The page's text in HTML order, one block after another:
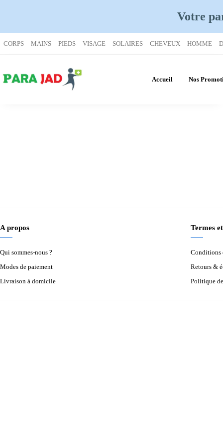
Votre
CORPS MAINS PIEDS VISAGE SOLAIRES CHEVEUX HOMME
Accueil Nos
A propos
Qui sommes-nous ?
Modes de paiement
Livraison à domicile
Termes
Conditions
Retours &
Politique